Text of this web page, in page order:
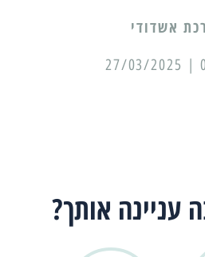
אשדודי
עניינה אותך?